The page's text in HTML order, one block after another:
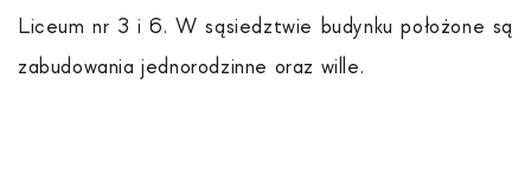
Liceum nr 3 i 6. W sąsiedztwie budynku położone są
zabudowania jednorodzinne oraz wille.